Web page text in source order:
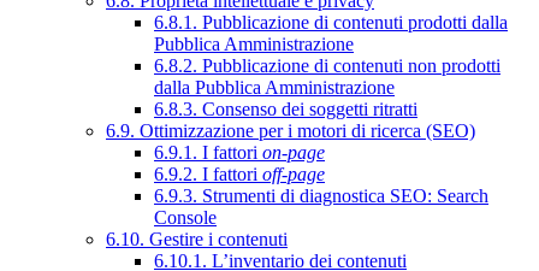
6.8.1. Pubblicazione di contenuti prodotti dalla
Pubblica Amministrazione
6.8.2. Pubblicazione di contenuti non prodotti
dalla Pubblica Amministrazione
6.8.3. Consenso dei soggetti ritratti
6.9. Ottimizzazione per i motori di ricerca (SEO)
6.9.1. I fattori on-page
6.9.2. I fattori off-page
6.9.3. Strumenti di diagnostica SEO: Search
Console
6.10. Gestire i contenuti
6.10.1. L’inventario dei contenuti